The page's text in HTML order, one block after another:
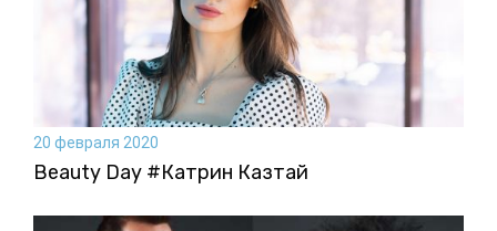
20 февраля 2020
Beauty Day #Катрин Казтай